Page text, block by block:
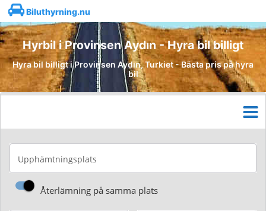
Biluthyrning.nu
Hyrbil i Provinsen Aydın - Hyra bil billigt
Hyra bil billigt i Provinsen Aydın, Turkiet - Bästa pris på hyra
bil
Upphämtningsplats
Återlämning på samma plats